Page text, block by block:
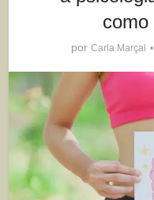
como
por Carla Marçal